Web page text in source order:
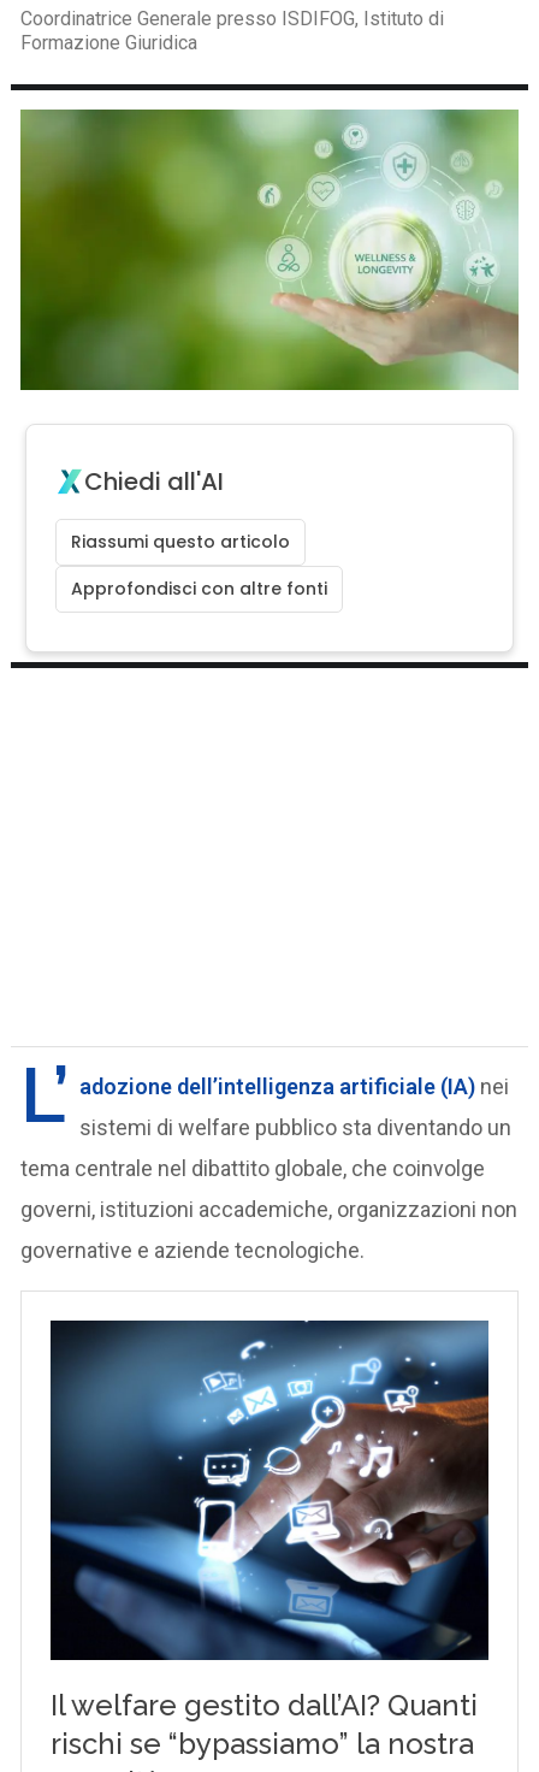
Coordinatrice Generale presso ISDIFOG, Istituto di
Formazione Giuridica
Chiedi all'AI
Riassumi questo articolo
Approfondisci con altre fonti
L’ adozione dell’intelligenza artificiale (IA) nei
sistemi di welfare pubblico sta diventando un
tema centrale nel dibattito globale, che coinvolge
governi, istituzioni accademiche, organizzazioni non
governative e aziende tecnologiche.